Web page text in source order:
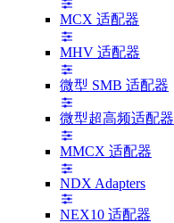
MCX 适配器
MHV 适配器
微型 SMB 适配器
微型超高频适配器
MMCX 适配器
NDX Adapters
NEX10 适配器